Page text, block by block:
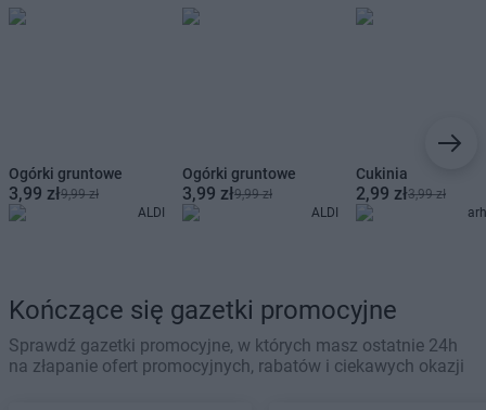
Ogórki gruntowe
3,99 zł9,99 zł
ALDI
Ogórki gruntowe
3,99 zł9,99 zł
ALDI
Cukinia
2,99 zł3,99 zł
Kończące się gazetki promocyjne
Sprawdź gazetki promocyjne, w których masz ostatnie 24h
na złapanie ofert promocyjnych, rabatów i ciekawych okazji